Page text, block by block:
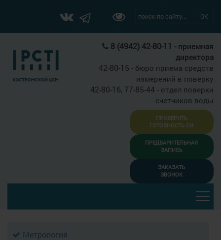
ОК
8 (4942) 42-80-11 - приемная
директора
42-80-15 - бюро приема средств
измерений в поверку
42-80-16, 77-85-44 - отдел поверки
счетчиков воды
ПРОВЕРИТЬ
ГОТОВНОСТЬ СИ
ПРЕДВАРИТЕЛЬНАЯ
ЗАПИСЬ
ЗАКАЗАТЬ
ЗВОНОК
Метрология